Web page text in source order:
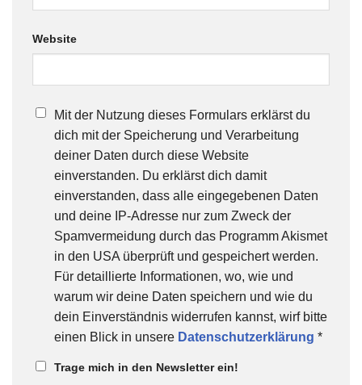
Website
Mit der Nutzung dieses Formulars erklärst du
dich mit der Speicherung und Verarbeitung
deiner Daten durch diese Website
einverstanden. Du erklärst dich damit
einverstanden, dass alle eingegebenen Daten
und deine IP-Adresse nur zum Zweck der
Spamvermeidung durch das Programm Akismet
in den USA überprüft und gespeichert werden.
Für detaillierte Informationen, wo, wie und
warum wir deine Daten speichern und wie du
dein Einverständnis widerrufen kannst, wirf bitte
einen Blick in unsere Datenschutzerklärung *
Trage mich in den Newsletter ein!